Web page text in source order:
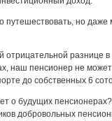
путешествовать, но даже
отрицательной разнице
наш пенсионер не
до собственных 6
о будущих
добровольных